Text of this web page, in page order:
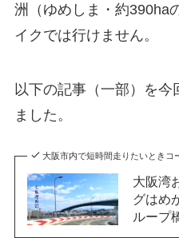
洲（ゆめしま・約390ha
イクでは行けません。
以下の記事（一部）を今
ました。
大阪市内で短時間走りたいときコ
大阪湾
グはめ
ループ